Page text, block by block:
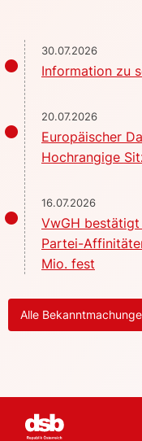
30.07.2026
Information zu
20.07.2026
Europäischer
Hochrangige
16.07.2026
VwGH
Partei-
Mio. fest
Alle